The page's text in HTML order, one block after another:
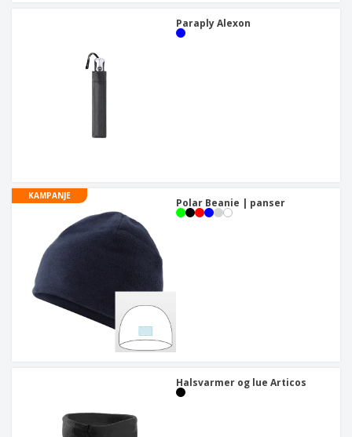
Paraply Alexon
KAMPANJE
Polar Beanie | panser
Halsvarmer og lue Articos